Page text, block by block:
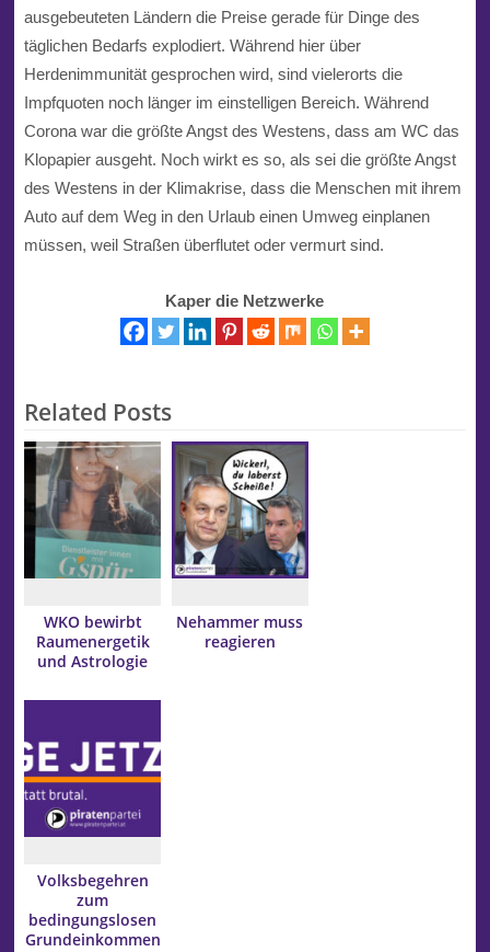
ausgebeuteten Ländern die Preise gerade für Dinge des
täglichen Bedarfs explodiert. Während hier über
Herdenimmunität gesprochen wird, sind vielerorts die
Impfquoten noch länger im einstelligen Bereich. Während
Corona war die größte Angst des Westens, dass am WC das
Klopapier ausgeht. Noch wirkt es so, als sei die größte Angst
des Westens in der Klimakrise, dass die Menschen mit ihrem
Auto auf dem Weg in den Urlaub einen Umweg einplanen
müssen, weil Straßen überflutet oder vermurt sind.
Kaper die Netzwerke
Related Posts
WKO bewirbt
Raumenergetik
und Astrologie
Nehammer muss
reagieren
Volksbegehren
zum
bedingungslosen
Grundeinkommen